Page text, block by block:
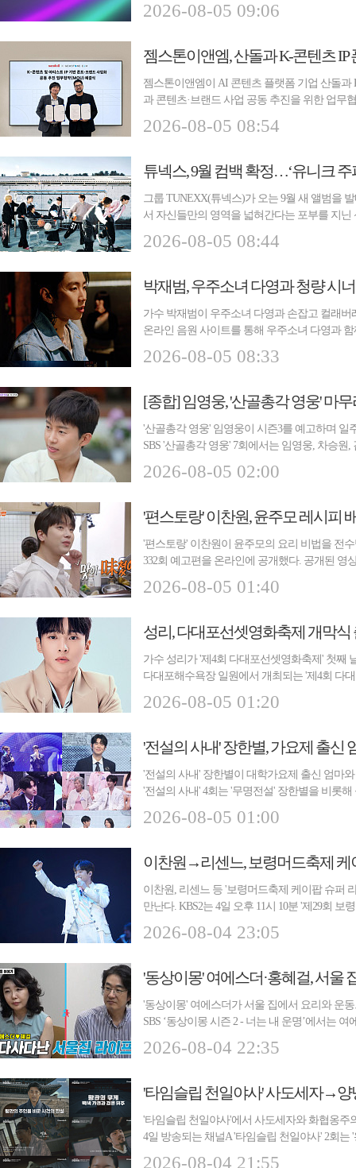
2026-08-05 09:06
젬스톤이앤엠이 AI 콘텐츠 플랫폼 기업 산돌
과 콘텐츠·브랜드 사업 공동 추진을 위한 업무
2026-08-05 08:54
튜넥스, 9월 컴백 확정…‘유니크 주
그룹 TUNEXX(튜넥스)가 오는 9월 새 앨범을
서 자신들만의 영역을 넓혀간다는 포부를 지
2026-08-05 08:44
가수 박재범이 우주소녀 다영과 손잡고 컬래
온라인 음원 사이트를 통해 우주소녀 다영과
2026-08-05 08:33
[종합] 임영웅, '산골총각 영웅' 마
'산골총각 영웅' 임영웅이 시즌3를 예고하며 일
SBS '산골총각 영웅' 7회에서는 임영웅, 차승
2026-08-05 02:00
'편스토랑' 이찬원, 윤주모 레시피
'편스토랑' 이찬원이 윤주모의 요리 비법을 전
332회 예고편을 온라인에 공개했다. 공개된 영
2026-08-05 01:40
성리, 다대포선셋영화축제 개막
가수 성리가 '제4회 다대포선셋영화축제' 첫째
다대포해수욕장 일원에서 개최되는 '제4회 다
2026-08-05 01:20
'전설의 사내' 장한별, 가요제 출신
'전설의 사내' 장한별이 대학가요제 출신 엄마
'전설의 사내' 4회는 '무명전설' 장한별을 비롯
2026-08-05 01:00
이찬원, 리센느 등 '보령머드축제 케이팝 슈퍼
만난다. KBS2는 4일 오후 11시 10분 '제29회 보
2026-08-04 23:05
'동상이몽' 여에스더·홍혜걸, 서울
'동상이몽' 여에스더가 서울 집에서 요리와 운
SBS ‘동상이몽 시즌 2 - 너는 내 운명’에서는
2026-08-04 22:35
'타임슬립 천일야사' 사도세자→양
'타임슬립 천일야사'에서 사도세자와 화협옹주
4일 방송되는 채널A '타임슬립 천일야사' 2회
2026-08-04 21:55